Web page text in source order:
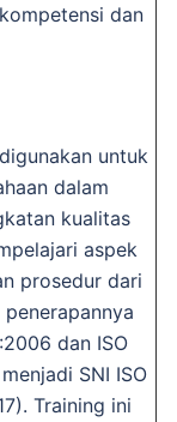
dan
untuk
dalam
kualitas
aspek
prosedur dari
dan ISO
SNI ISO
Training ini